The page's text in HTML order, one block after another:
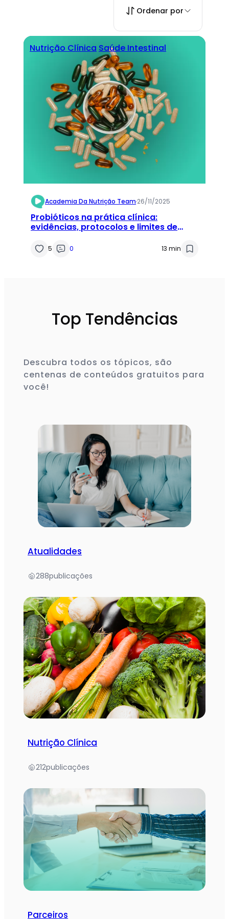
Ordenar por
Nutrição Clínica Saúde Intestinal
Academia Da Nutrição Team·26/11/2025
Probióticos na prática clínica:
evidências, protocolos e limites de
5 0 13 min
Top Tendências
Descubra todos os tópicos, são
centenas de conteúdos gratuitos para
você!
Atualidades
288publicações
Nutrição Clínica
212publicações
Parceiros